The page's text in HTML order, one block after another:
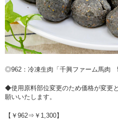
◎962：冷凍生肉「千興ファーム馬肉
◆使用原料部位変更のため価格が変更
願いいたします。
【￥962⇒￥1,300】